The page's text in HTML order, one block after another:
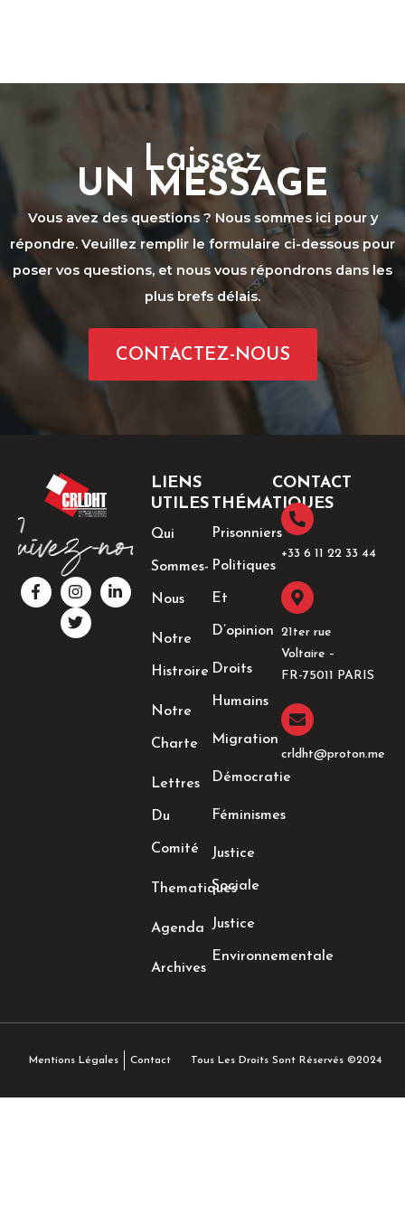
Laissez
UN MESSAGE
Vous avez des questions ? Nous sommes ici pour y
répondre. Veuillez remplir le formulaire ci-dessous pour
poser vos questions, et nous vous répondrons dans les
plus brefs délais.
CONTACTEZ-NOUS
F
a
c
I
n
s
t
a
L
i
n
T
w
i
t
t
LIENS
UTILES
Qui
Sommes-
Nous
Notre
Histroire
Notre
Charte
Lettres
Du
Comité
Thematiques
Agenda
Archives
THÉMATIQUES
Prisonniers
Politiques
Et
D’opinion
Droits
Humains
Migration
Démocratie
Féminismes
Justice
Sociale
Justice
Environnementale
CONTACT
+33 6 11 22 33 44​
21ter rue
Voltaire –
FR-75011 PARIS
crldht@proton.me
Mentions Légales Contact Tous Les Droits Sont Réservés ©2024